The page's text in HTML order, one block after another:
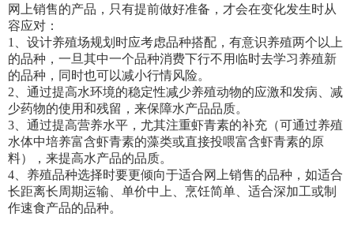
网上销售的产品，只有提前做好准备，才会在变化发生时从
容应对：
1、设计养殖场规划时应考虑品种搭配，有意识养殖两个以上
的品种，一旦其中一个品种消费下行不用临时去学习养殖新
的品种，同时也可以减小行情风险。
2、通过提高水环境的稳定性减少养殖动物的应激和发病、减
少药物的使用和残留，来保障水产品品质。
3、通过提高营养水平，尤其注重虾青素的补充（可通过养殖
水体中培养富含虾青素的藻类或直接投喂富含虾青素的原
料），来提高水产品的品质。
4、养殖品种选择时要更倾向于适合网上销售的品种，如适合
长距离长周期运输、单价中上、烹饪简单、适合深加工或制
作速食产品的品种。